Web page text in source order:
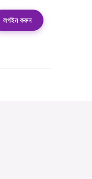
লগইন করুন